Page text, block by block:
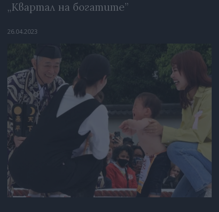
„Квартал на богатите”
26.04.2023